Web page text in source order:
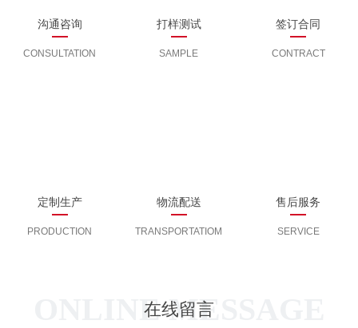
沟通咨询
CONSULTATION
打样测试
SAMPLE
签订合同
CONTRACT
定制生产
PRODUCTION
物流配送
TRANSPORTATIOM
售后服务
SERVICE
ONLINE MESSAGE
在线留言